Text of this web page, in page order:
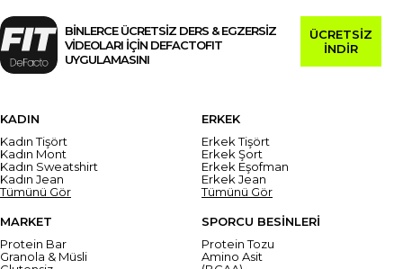
BİNLERCE ÜCRETSİZ DERS & EGZERSİZ
VİDEOLARI İÇİN DEFACTOFIT
UYGULAMASINI
ÜCRETSİZ
İNDİR
KADIN
Kadın Tişört
Kadın Mont
Kadın Sweatshirt
Kadın Jean
Tümünü Gör
ERKEK
Erkek Tişört
Erkek Şort
Erkek Eşofman
Erkek Jean
Tümünü Gör
MARKET
Protein Bar
Granola & Müsli
SPORCU BESİNLERİ
Protein Tozu
Amino Asit